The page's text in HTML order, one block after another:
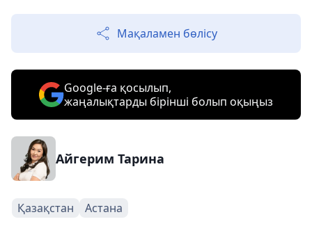
Мақаламен бөлісу
Google-ға қосылып,
жаңалықтарды бірінші болып оқыңыз
Айгерим Тарина
Қазақстан Астана